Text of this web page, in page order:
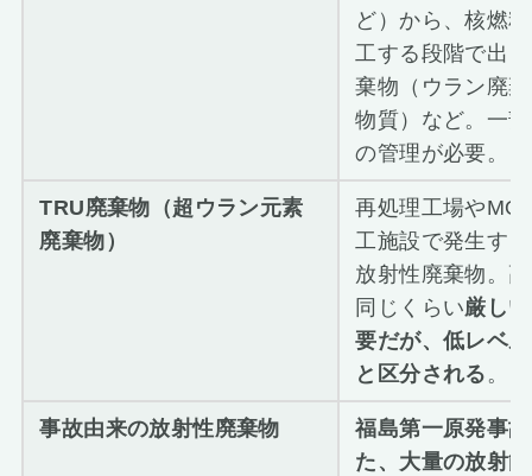
ど）から、核燃
工する段階で出
棄物（ウラン廃
物質）など。一
の管理が必要。
TRU廃棄物（超ウラン元素
廃棄物）
再処理工場や
工施設で発生す
放射性廃棄物。
同じくらい厳し
要だが、低レベ
と区分される。
事故由来の放射性廃棄物
福島第一原発事
た、大量の放射